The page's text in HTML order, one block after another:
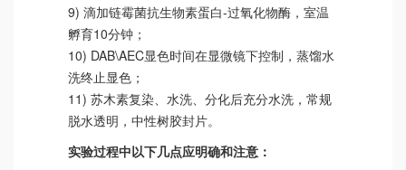
9) 滴加链霉菌抗生物素蛋白-过氧化物酶，室温
孵育10分钟；
10) DAB\AEC显色时间在显微镜下控制，蒸馏水
洗终止显色；
11) 苏木素复染、水洗、分化后充分水洗，常规
脱水透明，中性树胶封片。
实验过程中以下几点应明确和注意：